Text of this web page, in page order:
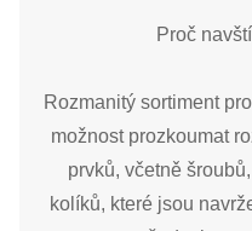
Proč
Rozmanitý sortiment
možnost prozkoumat
prvků, včetně
kolíků, které jsou